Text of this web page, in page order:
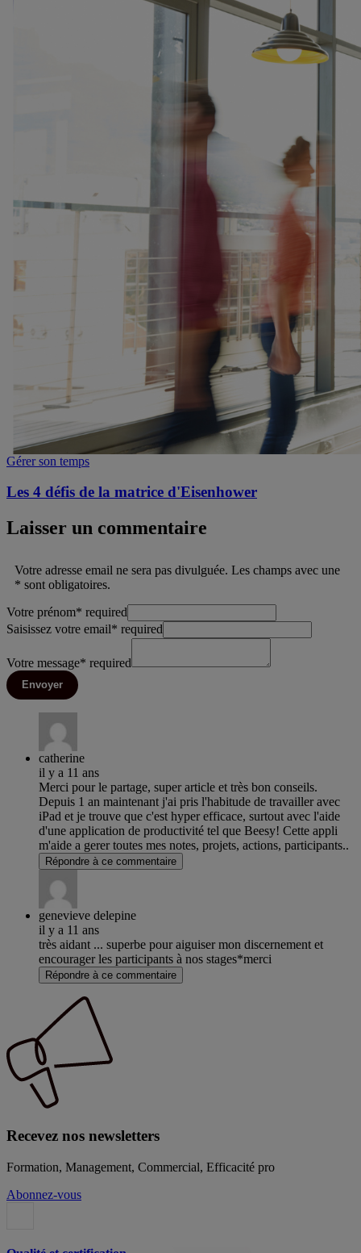
Gérer son temps
Les 4 défis de la matrice d'Eisenhower
Laisser un commentaire
Votre adresse email ne sera pas divulguée. Les champs avec une
* sont obligatoires.
Votre prénom* required
Saisissez votre email* required
Votre message* required
Envoyer
catherine
il y a 11 ans
Merci pour le partage, super article et très bon conseils.
Depuis 1 an maintenant j'ai pris l'habitude de travailler avec
iPad et je trouve que c'est hyper efficace, surtout avec l'aide
d'une application de productivité tel que Beesy! Cette appli
m'aide a gerer toutes mes notes, projets, actions, participants..
Répondre à ce commentaire
genevieve delepine
il y a 11 ans
très aidant ... superbe pour aiguiser mon discernement et
encourager les participants à nos stages*merci
Répondre à ce commentaire
Recevez nos newsletters
Formation, Management, Commercial, Efficacité pro
Abonnez-vous